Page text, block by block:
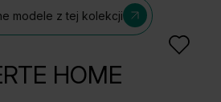
modele z tej kolekcji
HOME